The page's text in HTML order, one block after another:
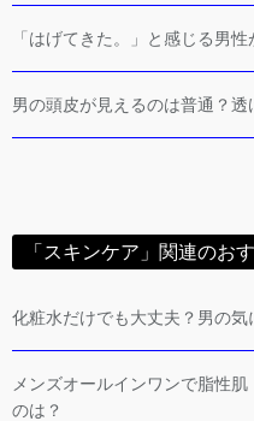
「はげてきた。」と感じる男性
男の頭皮が見えるのは普通？透
「スキンケア」関連のお
化粧水だけでも大丈夫？男の気
メンズオールインワンで脂性
のは？